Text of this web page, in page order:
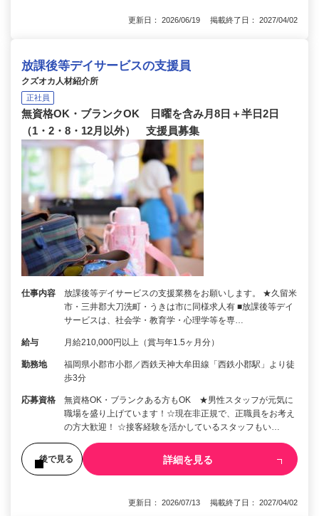
更新日： 2026/06/19 掲載終了日： 2027/04/02
放課後等デイサービスの支援員
クズオカ人材紹介所
正社員
無資格OK・ブランクOK 日曜を含み月8日＋半日2日
（1・2・8・12月以外） 支援員募集
仕事内容
放課後等デイサービスの支援業務をお願いします。 ★久留米
市・三井郡大刀洗町・うきは市に同様求人有 ■放課後等デイ
サービスは、社会学・教育学・心理学等を専…
給与 月給210,000円以上（賞与年1.5ヶ月分）
勤務地
福岡県小郡市小郡／西鉄天神大牟田線「西鉄小郡駅」より徒
歩3分
応募資格
無資格OK・ブランクある方もOK ★男性スタッフが元気に
職場を盛り上げています！☆現在非正規で、正職員をお考え
の方大歓迎！ ☆接客経験を活かしているスタッフもい…
後で見る 詳細を見る
更新日： 2026/07/13 掲載終了日： 2027/04/02